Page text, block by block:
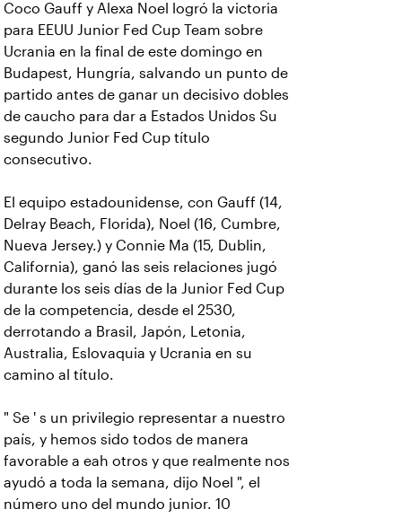
Coco Gauff y Alexa Noel logró la victoria
para EEUU Junior Fed Cup Team sobre
Ucrania en la final de este domingo en
Budapest, Hungría, salvando un punto de
partido antes de ganar un decisivo dobles
de caucho para dar a Estados Unidos Su
segundo Junior Fed Cup título
consecutivo.
El equipo estadounidense, con Gauff (14,
Delray Beach, Florida), Noel (16, Cumbre,
Nueva Jersey.) y Connie Ma (15, Dublin,
California), ganó las seis relaciones jugó
durante los seis días de la Junior Fed Cup
de la competencia, desde el 2530,
derrotando a Brasil, Japón, Letonia,
Australia, Eslovaquia y Ucrania en su
camino al título.
" Se ' s un privilegio representar a nuestro
país, y hemos sido todos de manera
favorable a eah otros y que realmente nos
ayudó a toda la semana, dijo Noel ", el
número uno del mundo junior. 10